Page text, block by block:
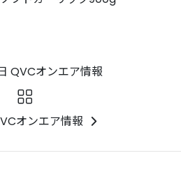
QVCオンエア情報
オンエア情報